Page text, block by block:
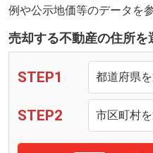
例や公示地価等のデータを
売却する不動産の住所を
STEP1
STEP2